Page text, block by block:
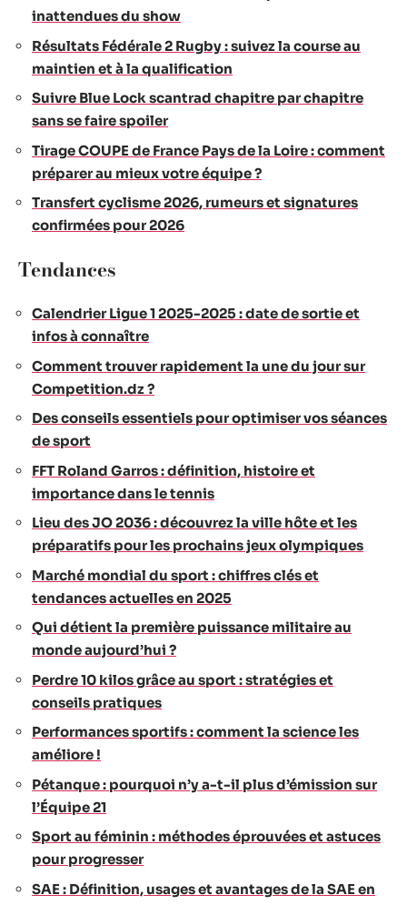
inattendues du show
Résultats Fédérale 2 Rugby : suivez la course au
maintien et à la qualification
Suivre Blue Lock scantrad chapitre par chapitre
sans se faire spoiler
Tirage COUPE de France Pays de la Loire : comment
préparer au mieux votre équipe ?
Transfert cyclisme 2026, rumeurs et signatures
confirmées pour 2026
Tendances
Calendrier Ligue 1 2025-2025 : date de sortie et
infos à connaître
Comment trouver rapidement la une du jour sur
Competition.dz ?
Des conseils essentiels pour optimiser vos séances
de sport
FFT Roland Garros : définition, histoire et
importance dans le tennis
Lieu des JO 2036 : découvrez la ville hôte et les
préparatifs pour les prochains jeux olympiques
Marché mondial du sport : chiffres clés et
tendances actuelles en 2025
Qui détient la première puissance militaire au
monde aujourd’hui ?
Perdre 10 kilos grâce au sport : stratégies et
conseils pratiques
Performances sportifs : comment la science les
améliore !
Pétanque : pourquoi n’y a-t-il plus d’émission sur
l’Équipe 21
Sport au féminin : méthodes éprouvées et astuces
pour progresser
SAE : Définition, usages et avantages de la SAE en